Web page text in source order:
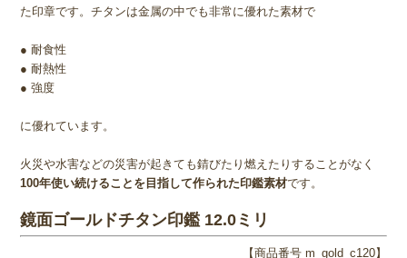
た印章です。チタンは金属の中でも非常に優れた素材で
● 耐食性
● 耐熱性
● 強度
に優れています。
火災や水害などの災害が起きても錆びたり燃えたりすることがなく
100年使い続けることを目指して作られた印鑑素材です。
鏡面ゴールドチタン印鑑 12.0ミリ
【商品番号 m_gold_c120】